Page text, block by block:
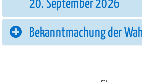
20. September 2026
Bekanntmachung der